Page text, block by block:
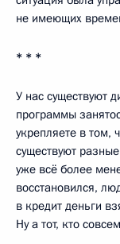
не имеющих
* * *
У нас существуют
программы
укрепляете в том,
существуют
уже всё более
восстановился,
в кредит деньги
Ну а тот, кто